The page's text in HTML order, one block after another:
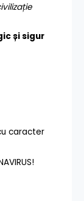
și sigur
caracter